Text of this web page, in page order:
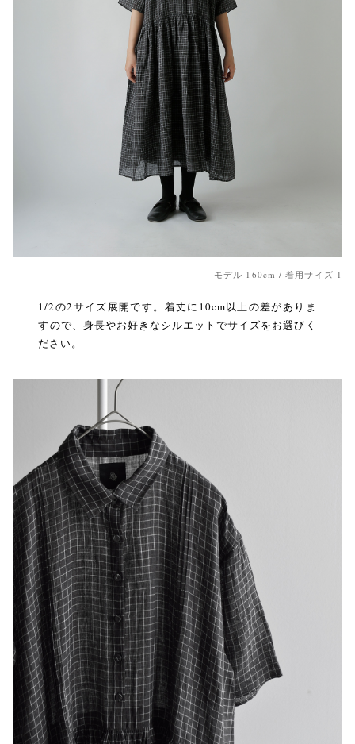
モデル 160cm / 着用サイズ 1
1/2の2サイズ展開です。着丈に10cm以上の差がありま
すので、身長やお好きなシルエットでサイズをお選びく
ださい。